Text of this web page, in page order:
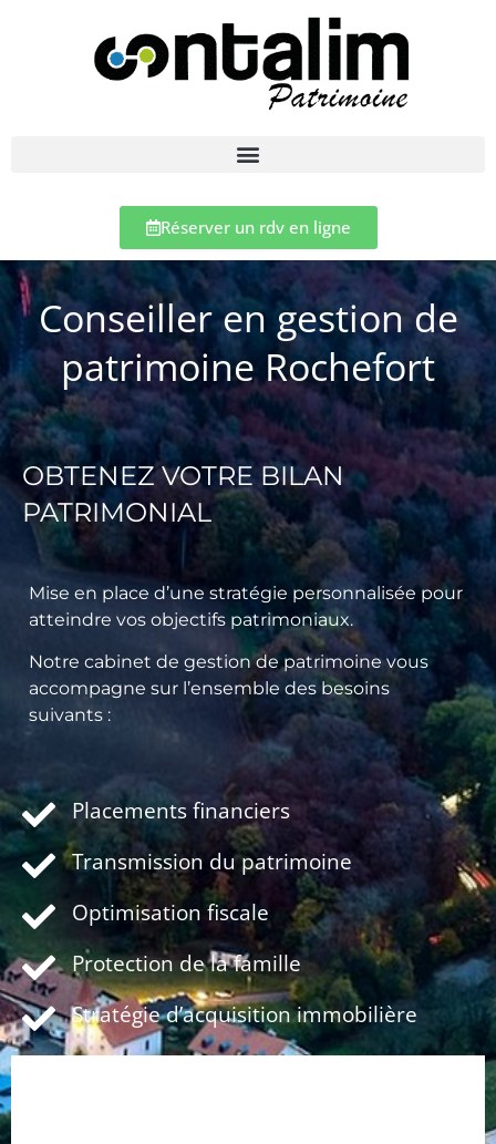
Réserver un rdv en ligne
Conseiller en gestion de
patrimoine Rochefort
OBTENEZ VOTRE BILAN
PATRIMONIAL
Mise en place d’une stratégie personnalisée pour
atteindre vos objectifs patrimoniaux.
Notre cabinet de gestion de patrimoine vous
accompagne sur l’ensemble des besoins
suivants :
Placements financiers
Transmission du patrimoine
Optimisation fiscale
Protection de la famille
Stratégie d’acquisition immobilière